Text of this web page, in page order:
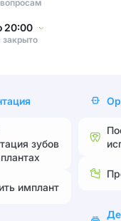
20:00
закрыто
зубов
имплант